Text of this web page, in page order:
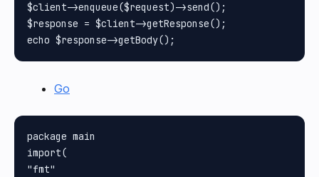
$client->enqueue($request)->send();
$response = $client->getResponse();
Go
package main
import(
"fmt"